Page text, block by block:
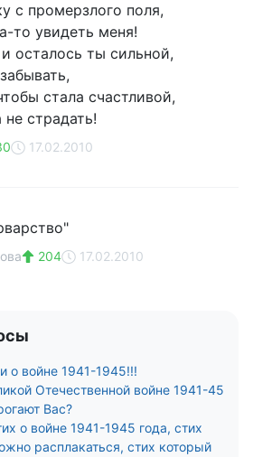
с промерзлого поля,
то увидеть меня!
осталось ты сильной,
стала счастливой,
страдать!
17.02.2010
204 17.02.2010
о войне 1941-1945!!!
Отечественной войне 1941-45
Вас?
о войне 1941-1945 года, стих
расплакаться, стих который